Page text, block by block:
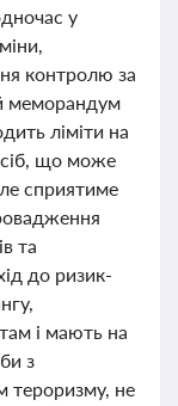
у
контролю за
меморандум
ліміти на
що може
сприятиме
та
до ризик-
і мають на
з
тероризму, не